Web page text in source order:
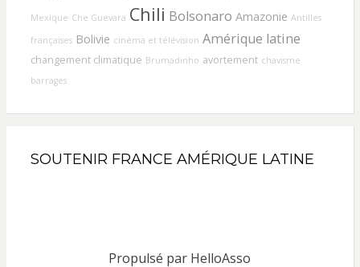
Mexique Che Guevara Chili Bolsonaro Amazonie Antilles
françaises Bolivie cinéma et télévision Amérique latine
changement climatique Brumadinho avortement chavisme
barrages
SOUTENIR FRANCE AMÉRIQUE LATINE
Propulsé par HelloAsso